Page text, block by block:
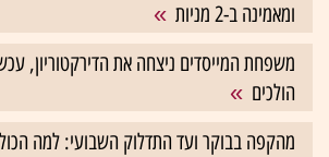
ומאמינה ב-2 מניות
משפחת המייסדים ניצחה את הדירקטוריון,
הולכים
מהקפה בבוקר ועד התדלוק השבועי: למה